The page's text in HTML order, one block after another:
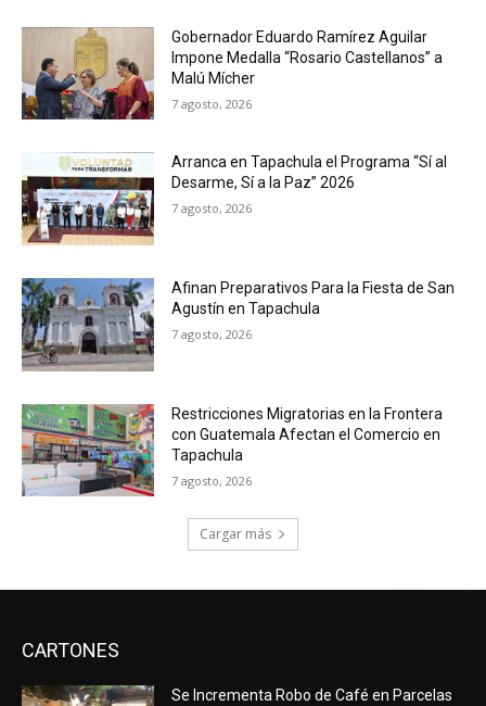
Gobernador Eduardo Ramírez Aguilar
Impone Medalla “Rosario Castellanos” a
Malú Mícher
7 agosto, 2026
Arranca en Tapachula el Programa “Sí al
Desarme, Sí a la Paz” 2026
7 agosto, 2026
Afinan Preparativos Para la Fiesta de San
Agustín en Tapachula
7 agosto, 2026
Restricciones Migratorias en la Frontera
con Guatemala Afectan el Comercio en
Tapachula
7 agosto, 2026
Cargar más
CARTONES
Se Incrementa Robo de Café en Parcelas